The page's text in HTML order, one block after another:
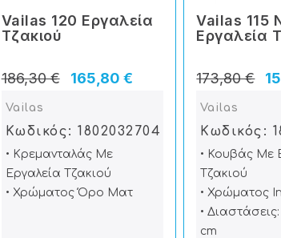
Vailas 120 Εργαλεία
Tζακιού
165,80 €
186,30 €
Vailas
Κωδικός: 1802032704
• Κρεμανταλάς Με
Εργαλεία Τζακιού
• Χρώματος Όρο Ματ
Vailas 115
Εργαλεία
173,80 €
Vailas
Κωδικός:
• Κουβάς Με
Τζακιού
• Χρώματος
•
cm